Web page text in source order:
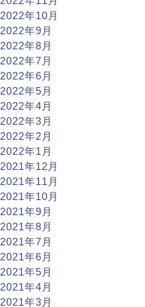
2022年10月
2022年9月
2022年8月
2022年7月
2022年6月
2022年5月
2022年4月
2022年3月
2022年2月
2022年1月
2021年12月
2021年11月
2021年10月
2021年9月
2021年8月
2021年7月
2021年6月
2021年5月
2021年4月
2021年3月